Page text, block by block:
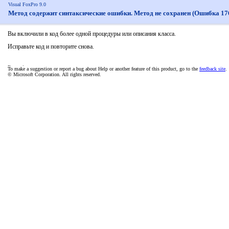
Visual FoxPro 9.0
Метод содержит синтаксические ошибки. Метод не сохранен (Ошибка
Вы включили в код более одной процедуры или описания класса.
Исправьте код и повторите снова.
To make a suggestion or report a bug about Help or another feature of this product, go to the feedback site
© Microsoft Corporation. All rights reserved.